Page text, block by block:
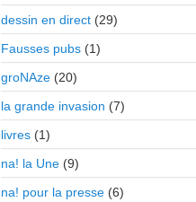
dessin en direct (29)
Fausses pubs (1)
groNAze (20)
la grande invasion (7)
livres (1)
na! la Une (9)
na! pour la presse (6)